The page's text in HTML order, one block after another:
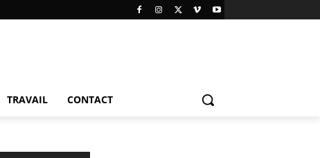
TRAVAIL CONTACT